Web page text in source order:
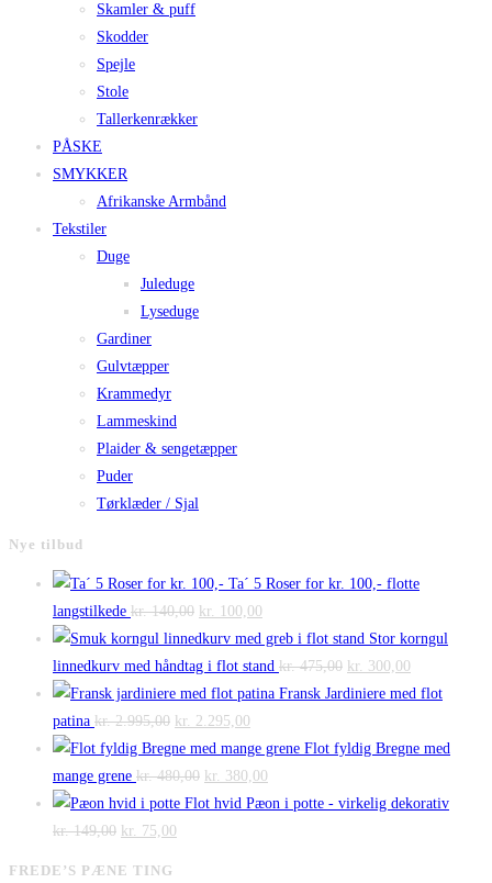
Skamler & puff
Skodder
Spejle
Stole
Tallerkenrækker
PÅSKE
SMYKKER
Afrikanske Armbånd
Tekstiler
Duge
Juleduge
Lyseduge
Gardiner
Gulvtæpper
Krammedyr
Lammeskind
Plaider & sengetæpper
Puder
Tørklæder / Sjal
Nye tilbud
Ta´ 5 Roser for kr. 100,- flotte
langstilkede kr.140,00 Den
oprindelige
pris
var:
kr. 140,00.
kr. 100,00
aktuelle
pris
er:
Stor korngul
linnedkurv med håndtag i flot stand kr.475,00 Den
oprindelige
var:
kr. 300,00
aktuelle
er:
Fransk Jardiniere med flot
patina kr.2.995,00 Den
oprindelige
pris
var:
kr. 2.995,00.
kr. 2.295,00
aktuelle
pris
er:
Flot fyldig Bregne med
mange grene kr.480,00 Den
oprindelige
kr. 380,00
aktuelle
Flot hvid Pæon i potte - virkelig dekorativ
kr.149,00 Den
kr. 75,00
FREDE’S PÆNE TING